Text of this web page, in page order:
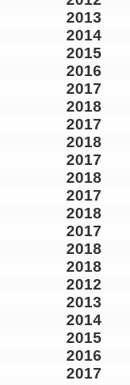
2013
2014
2015
2016
2017
2018
2017
2018
2017
2018
2017
2018
2017
2018
2018
2012
2013
2014
2015
2016
2017